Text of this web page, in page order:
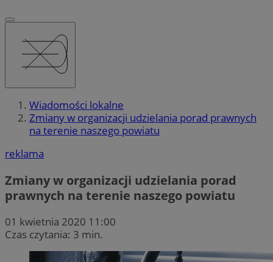
Wiadomości lokalne
Zmiany w organizacji udzielania porad prawnych
na terenie naszego powiatu
reklama
Zmiany w organizacji udzielania porad
prawnych na terenie naszego powiatu
01 kwietnia 2020 11:00
Czas czytania: 3 min.